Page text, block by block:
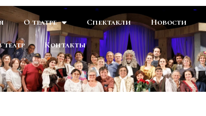
О театре Спектакли Новости
театр Контакты